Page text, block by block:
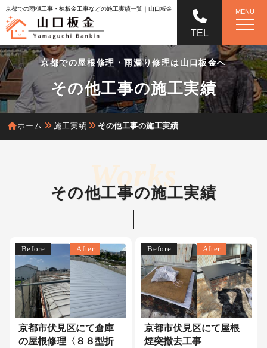
京都での雨樋工事・棟板金工事などの施工実績一覧｜山口板金
TEL
MENU
京都での屋根修理・雨漏り修理は山口板金へ
その他工事の施工実績
ホーム 施工実績 その他工事の施工実績
その他工事の施工実績
Before After
京都市伏見区にて倉庫
の屋根修理〈８８型折
Before After
京都市伏見区にて屋根
煙突撤去工事